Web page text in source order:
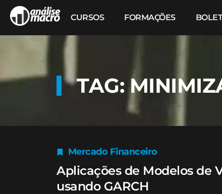
CURSOS FORMAÇÕES
TAG:
Mercado Financeiro
Aplicações de Modelos de
usando GARCH